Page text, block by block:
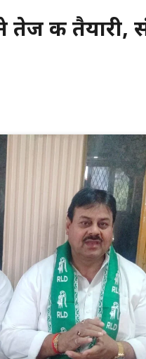
की तैयारी,